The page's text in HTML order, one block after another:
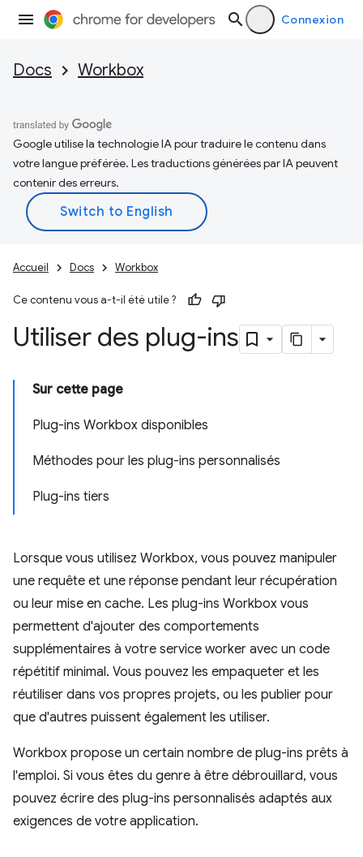
Connexion
Docs Workbox
Google utilise la technologie IA pour traduire le contenu dans
votre langue préférée. Les traductions générées par IA peuvent
contenir des erreurs.
Accueil Docs Workbox
Ce contenu vous a-t-il été utile ?
Utiliser des plug-ins
Sur cette page
Plug-ins Workbox disponibles
Méthodes pour les plug-ins personnalisés
Plug-ins tiers
Lorsque vous utilisez Workbox, vous pouvez manipuler
une requête et une réponse pendant leur récupération
ou leur mise en cache. Les plug-ins Workbox vous
permettent d'ajouter des comportements
supplémentaires à votre service worker avec un code
répétitif minimal. Vous pouvez les empaqueter et les
réutiliser dans vos propres projets, ou les publier pour
que d'autres puissent également les utiliser.
Workbox propose un certain nombre de plug-ins prêts à
l'emploi. Si vous êtes du genre à être débrouillard, vous
pouvez écrire des plug-ins personnalisés adaptés aux
exigences de votre application.